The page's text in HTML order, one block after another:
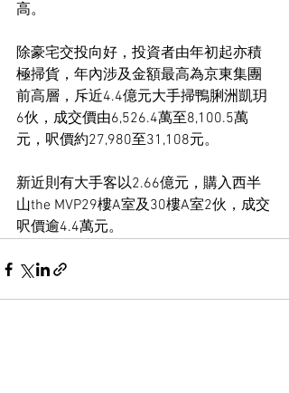
高。
除豪宅交投向好，投資者由年初起亦積
極掃貨，年內涉及金額最高為京東集團
前高層，斥近4.4億元大手掃鴨脷洲凱玥
6伙，成交價由6,526.4萬至8,100.5萬
元，呎價約27,980至31,108元。
新近則有大手客以2.66億元，購入西半
山the MVP29樓A室及30樓A室2伙，成交
呎價逾4.4萬元。